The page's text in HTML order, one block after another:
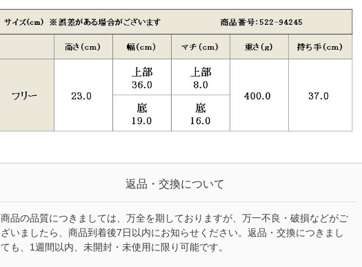
返品・交換について
商品の品質につきましては、万全を期しておりますが、万一不良・破損などがご
ざいましたら、商品到着後7日以内にお知らせください。返品・交換につきまし
ても、1週間以内、未開封・未使用に限り可能です。